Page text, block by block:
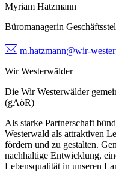
Myriam Hatzmann
Büromanagerin
m.hatzmann@wir-
Wir Westerwälder
Die Wir Westerwälder
(gAöR)
Als starke Partnerschaft
Westerwald als attraktiven
fördern und zu gestalten.
nachhaltige Entwicklung,
Lebensqualität in unseren